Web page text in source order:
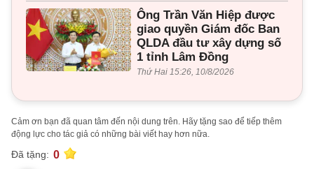
Ông Trần Văn Hiệp được
giao quyền Giám đốc Ban
QLDA đầu tư xây dựng số
1 tỉnh Lâm Đồng
Thứ Hai 15:26, 10/8/2026
Cảm ơn bạn đã quan tâm đến nội dung trên. Hãy tặng sao để tiếp thêm
động lực cho tác giả có những bài viết hay hơn nữa.
Đã tặng: 0